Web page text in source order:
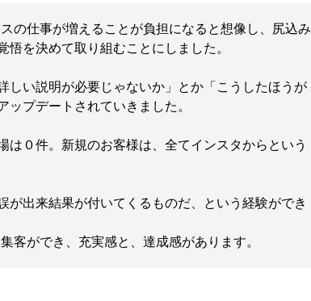
の仕事が増えることが負担になると想像し、尻込み
を決めて取り組むことにしました。
しい説明が必要じゃないか」とか「こうしたほうが
プデートされていきました。
は０件。 新規のお客様は、全てインスタからという
出来結果が付いてくるものだ、という経験ができ
客ができ、充実感と、達成感があります。